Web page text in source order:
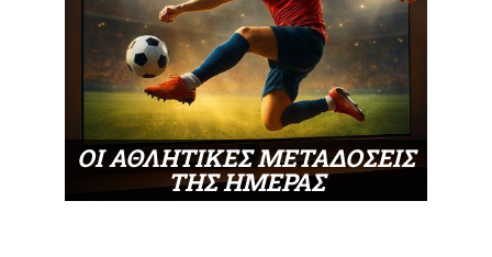
ΟΙ ΑΘΛΗΤΙΚΕΣ ΜΕΤΑΔΟΣΕΙΣ
ΤΗΣ ΗΜΕΡΑΣ